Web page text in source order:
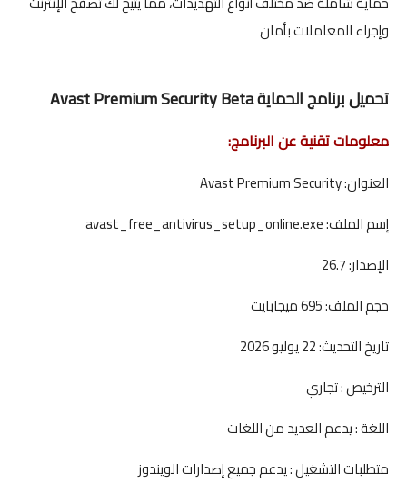
وإجراء المعاملات بأمان
تحميل برنامج الحماية Avast Premium Security Beta
معلومات تقنية عن البرنامج:
العنوان: Avast Premium Security
إسم الملف: avast_free_antivirus_setup_online.exe
الإصدار: 26.7
حجم الملف: 695 ميجابايت
تاريخ التحديث: 22 يوليو 2026
الترخيص : تجاري
اللغة : يدعم العديد من اللغات
متطلبات التشغيل : يدعم جميع إصدارات الويندوز